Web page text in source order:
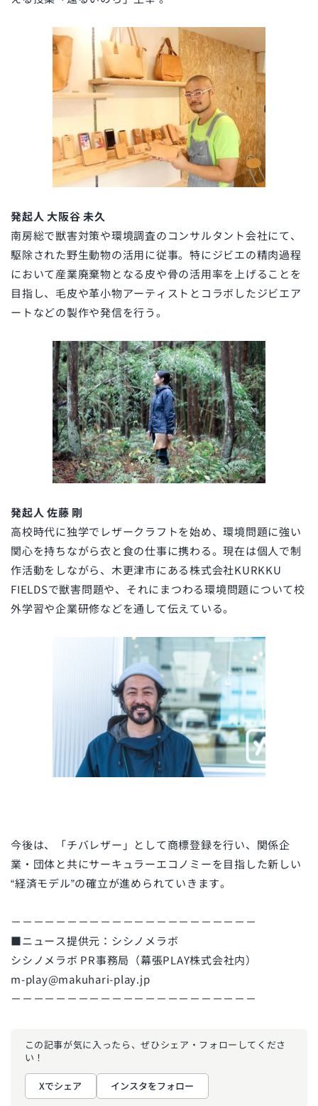
発起人 大阪谷 未久
南房総で獣害対策や環境調査のコンサルタント会社にて、
駆除された野生動物の活用に従事。特にジビエの精肉過程
において産業廃棄物となる皮や骨の活用率を上げることを
目指し、毛皮や革小物アーティストとコラボしたジビエア
ートなどの製作や発信を行う。
発起人 佐藤 剛
高校時代に独学でレザークラフトを始め、環境問題に強い
関心を持ちながら衣と食の仕事に携わる。現在は個人で制
作活動をしながら、木更津市にある株式会社KURKKU
FIELDSで獣害問題や、それにまつわる環境問題について校
外学習や企業研修などを通して伝えている。
今後は、「チバレザー」として商標登録を行い、 関係企
業・団体と共にサーキュラーエコノミーを目指した新しい
“経済モデル”の確立が進められていきます。
－－－－－－－－－－－－－－－－－－－－－－
■ニュース提供元： シシノメラボ
シシノメラボ PR事務局（幕張PLAY株式会社内）
m-play@makuhari-play.jp
－－－－－－－－－－－－－－－－－－－－－－
この記事が気に入ったら、ぜひシェア・フォローしてくださ
い！
Xでシェア インスタをフォロー